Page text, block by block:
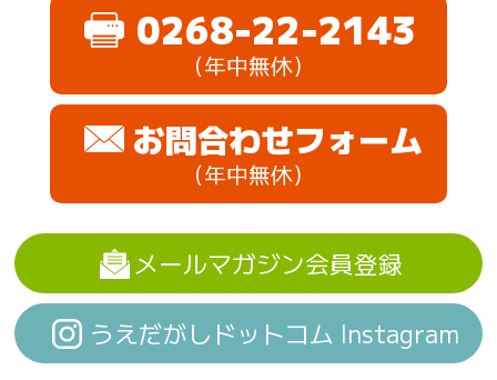
0268-22-2143
（年中無休）
お問合わせフォーム
（年中無休）
メールマガジン会員登録
うえだがしドットコム Instagram